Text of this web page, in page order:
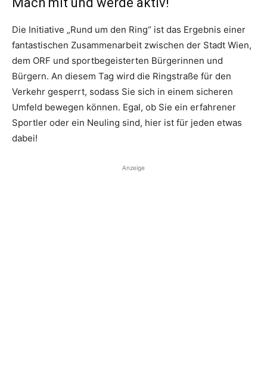
Die Initiative „Rund um den Ring“ ist das Ergebnis einer
fantastischen Zusammenarbeit zwischen der Stadt Wien,
dem ORF und sportbegeisterten Bürgerinnen und
Bürgern. An diesem Tag wird die Ringstraße für den
Verkehr gesperrt, sodass Sie sich in einem sicheren
Umfeld bewegen können. Egal, ob Sie ein erfahrener
Sportler oder ein Neuling sind, hier ist für jeden etwas
dabei!
Anzeige